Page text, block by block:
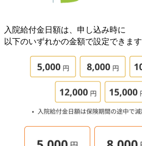
入院給付金日額は、申し込み時に
以下のいずれかの金額で設定できます